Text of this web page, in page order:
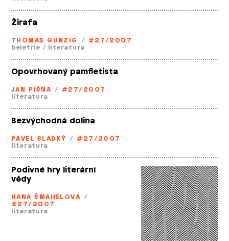
Žirafa
THOMAS GUNZIG / #27/2007
beletrie / literatura
Opovrhovaný pamfletista
JAN PIŠNA / #27/2007
literatura
Bezvýchodná dolina
PAVEL SLADKÝ / #27/2007
literatura
Podivné hry literární
vědy
HANA ŠMAHELOVÁ /
#27/2007
literatura